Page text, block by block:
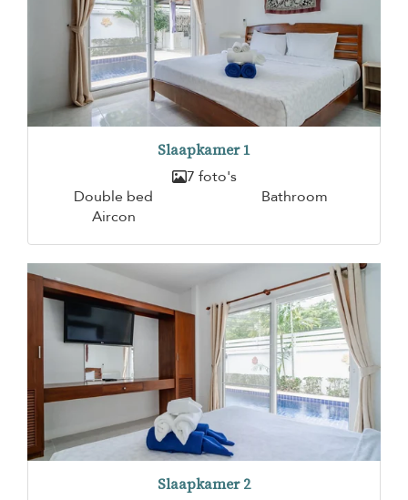
Slaapkamer 1
7 foto's
Double bed
Bathroom
Aircon
Slaapkamer 2